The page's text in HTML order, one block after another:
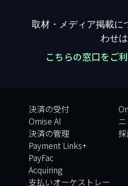
取材・メディア掲載に
わせは
こちらの窓口をご
決済の受付
Omise AI
決済の管理
Payment Links+
PayFac
Acquiring
支払いオーケストレー